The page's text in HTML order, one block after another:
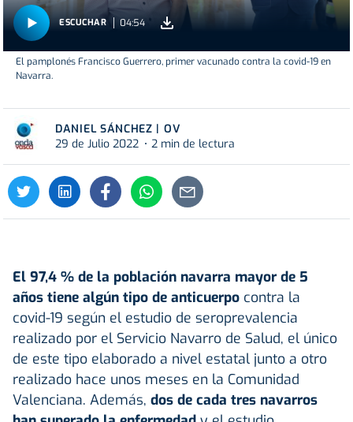
ESCUCHAR 04:54
El pamplonés Francisco Guerrero, primer vacunado contra la covid-19 en
Navarra.
DANIEL SÁNCHEZ | OV
29 de Julio 2022
2 min de lectura
El 97,4 % de la población navarra mayor de 5
años tiene algún tipo de anticuerpo contra la
covid-19 según el estudio de seroprevalencia
realizado por el Servicio Navarro de Salud, el único
de este tipo elaborado a nivel estatal junto a otro
realizado hace unos meses en la Comunidad
Valenciana. Además, dos de cada tres navarros